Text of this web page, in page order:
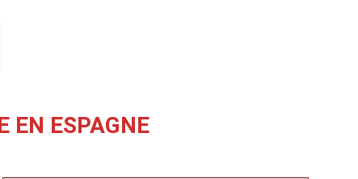
EN ESPAGNE